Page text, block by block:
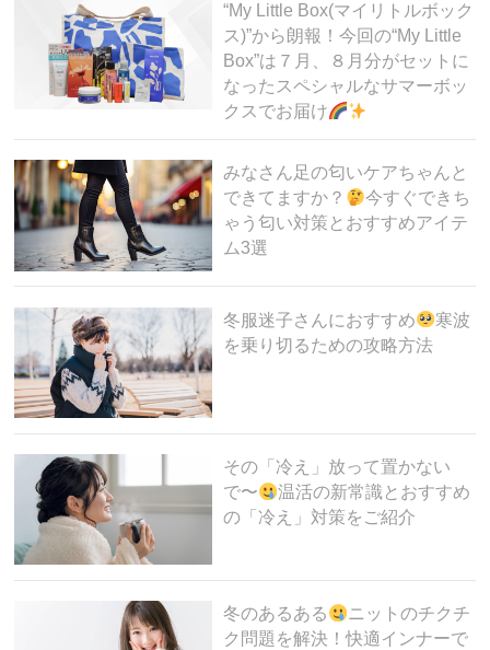
“My Little Box(マイリトルボック
ス)”から朗報！今回の“My Little
Box”は７月、８月分がセットに
なったスペシャルなサマーボッ
クスでお届け
みなさん足の匂いケアちゃんと
できてますか？
今すぐできち
ゃう匂い対策とおすすめアイテ
ム3選
冬服迷子さんにおすすめ
寒波
を乗り切るための攻略方法
その「冷え」放って置かない
で〜
温活の新常識とおすすめ
の「冷え」対策をご紹介
冬のあるある
ニットのチクチ
ク問題を解決！快適インナーで